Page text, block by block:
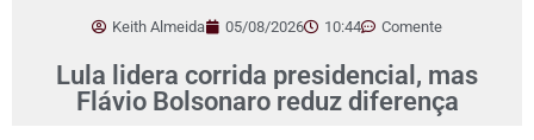
Keith Almeida 05/08/2026 10:44 Comente
Lula lidera corrida presidencial, mas
Flávio Bolsonaro reduz diferença